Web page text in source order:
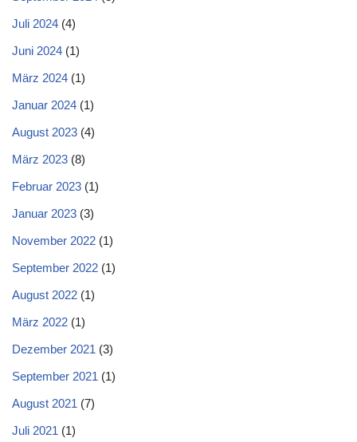
Juli 2024 (4)
Juni 2024 (1)
März 2024 (1)
Januar 2024 (1)
August 2023 (4)
März 2023 (8)
Februar 2023 (1)
Januar 2023 (3)
November 2022 (1)
September 2022 (1)
August 2022 (1)
März 2022 (1)
Dezember 2021 (3)
September 2021 (1)
August 2021 (7)
Juli 2021 (1)